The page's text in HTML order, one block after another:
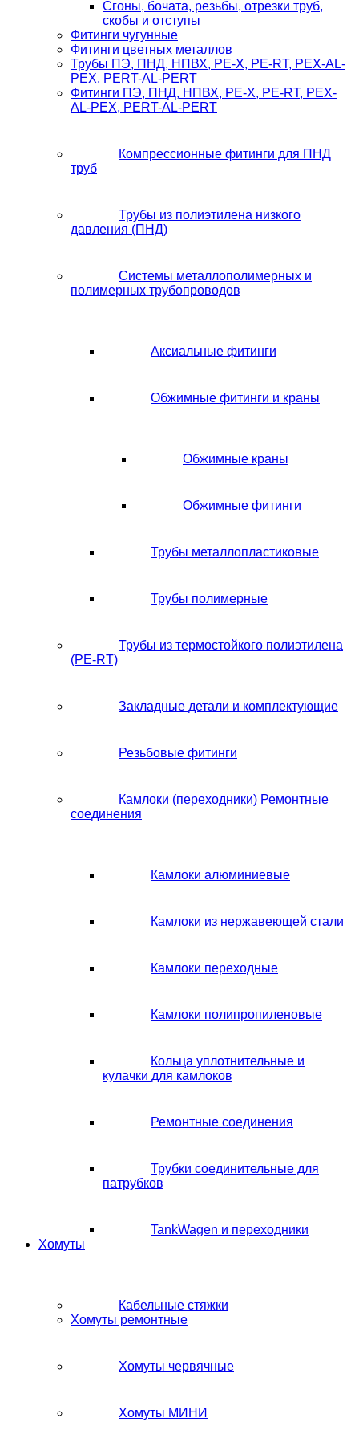
Сгоны, бочата, резьбы, отрезки труб,
скобы и отступы
Фитинги чугунные
Фитинги цветных металлов
Трубы ПЭ, ПНД, НПВХ, PE-X, PE-RT, PEX-AL-
PEX, PERT-AL-PERT
Фитинги ПЭ, ПНД, НПВХ, PE-X, PE-RT, PEX-
AL-PEX, PERT-AL-PERT
Компрессионные фитинги для ПНД
труб
Трубы из полиэтилена низкого
давления (ПНД)
Системы металлополимерных и
полимерных трубопроводов
Аксиальные фитинги
Обжимные фитинги и краны
Обжимные краны
Обжимные фитинги
Трубы металлопластиковые
Трубы полимерные
Трубы из термостойкого полиэтилена
(PE-RT)
Закладные детали и комплектующие
Резьбовые фитинги
Камлоки (переходники) Ремонтные
соединения
Камлоки алюминиевые
Камлоки из нержавеющей стали
Камлоки переходные
Камлоки полипропиленовые
Кольца уплотнительные и
кулачки для камлоков
Ремонтные соединения
Трубки соединительные для
патрубков
TankWagen и переходники
Хомуты
Кабельные стяжки
Хомуты ремонтные
Хомуты червячные
Хомуты МИНИ